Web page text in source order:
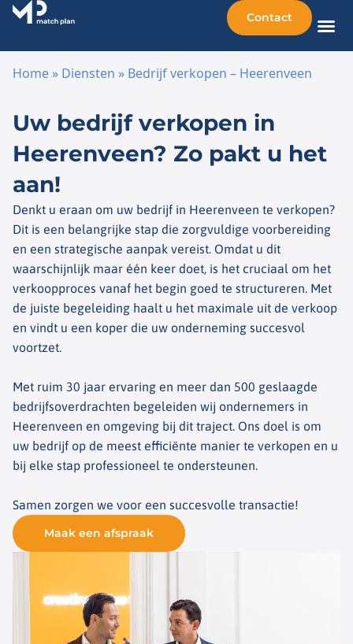
Contact
Home » Diensten » Bedrijf verkopen – Heerenveen
Uw bedrijf verkopen in
Heerenveen? Zo pakt u het
aan!
Denkt u eraan om uw bedrijf in Heerenveen te verkopen?
Dit is een belangrijke stap die zorgvuldige voorbereiding
en een strategische aanpak vereist. Omdat u dit
waarschijnlijk maar één keer doet, is het cruciaal om het
verkoopproces vanaf het begin goed te structureren. Met
de juiste begeleiding haalt u het maximale uit de verkoop
en vindt u een koper die uw onderneming succesvol
voortzet.
Met ruim 30 jaar ervaring en meer dan 500 geslaagde
bedrijfsoverdrachten begeleiden wij ondernemers in
Heerenveen en omgeving bij dit traject. Ons doel is om
uw bedrijf op de meest efficiënte manier te verkopen en u
bij elke stap professioneel te ondersteunen.
Samen zorgen we voor een succesvolle transactie!
Maak een afspraak